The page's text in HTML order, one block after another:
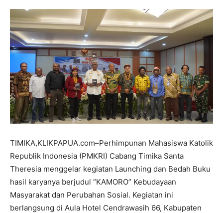
TIMIKA,KLIKPAPUA.com–Perhimpunan Mahasiswa Katolik
Republik Indonesia (PMKRI) Cabang Timika Santa
Theresia menggelar kegiatan Launching dan Bedah Buku
hasil karyanya berjudul “KAMORO” Kebudayaan
Masyarakat dan Perubahan Sosial. Kegiatan ini
berlangsung di Aula Hotel Cendrawasih 66, Kabupaten